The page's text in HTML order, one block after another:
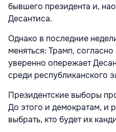
бывшего президента и,
Десантиса.
Однако в последние
меняться: Трамп,
уверенно опережает
среди республиканского
Президентские выборы
До этого и демократам, и
выбрать, кто будет их